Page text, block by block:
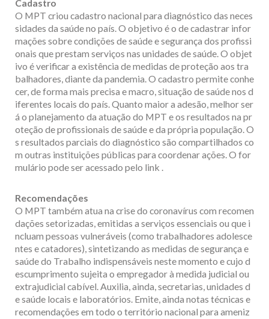
Cadastro
O MPT criou cadastro nacional para diagnóstico das neces
sidades da saúde no país. O objetivo é o de cadastrar infor
mações sobre condições de saúde e segurança dos profissi
onais que prestam serviços nas unidades de saúde. O objet
ivo é verificar a existência de medidas de proteção aos tra
balhadores, diante da pandemia. O cadastro permite conhe
cer, de forma mais precisa e macro, situação de saúde nos d
iferentes locais do país. Quanto maior a adesão, melhor ser
á o planejamento da atuação do MPT e os resultados na pr
oteção de profissionais de saúde e da própria população. O
s resultados parciais do diagnóstico são compartilhados co
m outras instituições públicas para coordenar ações. O for
mulário pode ser acessado pelo link .
Recomendações
O MPT também atua na crise do coronavírus com recomen
dações setorizadas, emitidas a serviços essenciais ou que i
ncluam pessoas vulneráveis (como trabalhadores adolesce
ntes e catadores), sintetizando as medidas de segurança e
saúde do Trabalho indispensáveis neste momento e cujo d
escumprimento sujeita o empregador à medida judicial ou
extrajudicial cabível. Auxilia, ainda, secretarias, unidades d
e saúde locais e laboratórios. Emite, ainda notas técnicas e
recomendações em todo o território nacional para ameniz